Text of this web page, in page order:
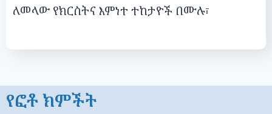
ለመላው የክርስትና እምነተ ተከታዮች በሙሉ፣
የፎቶ ክምችት